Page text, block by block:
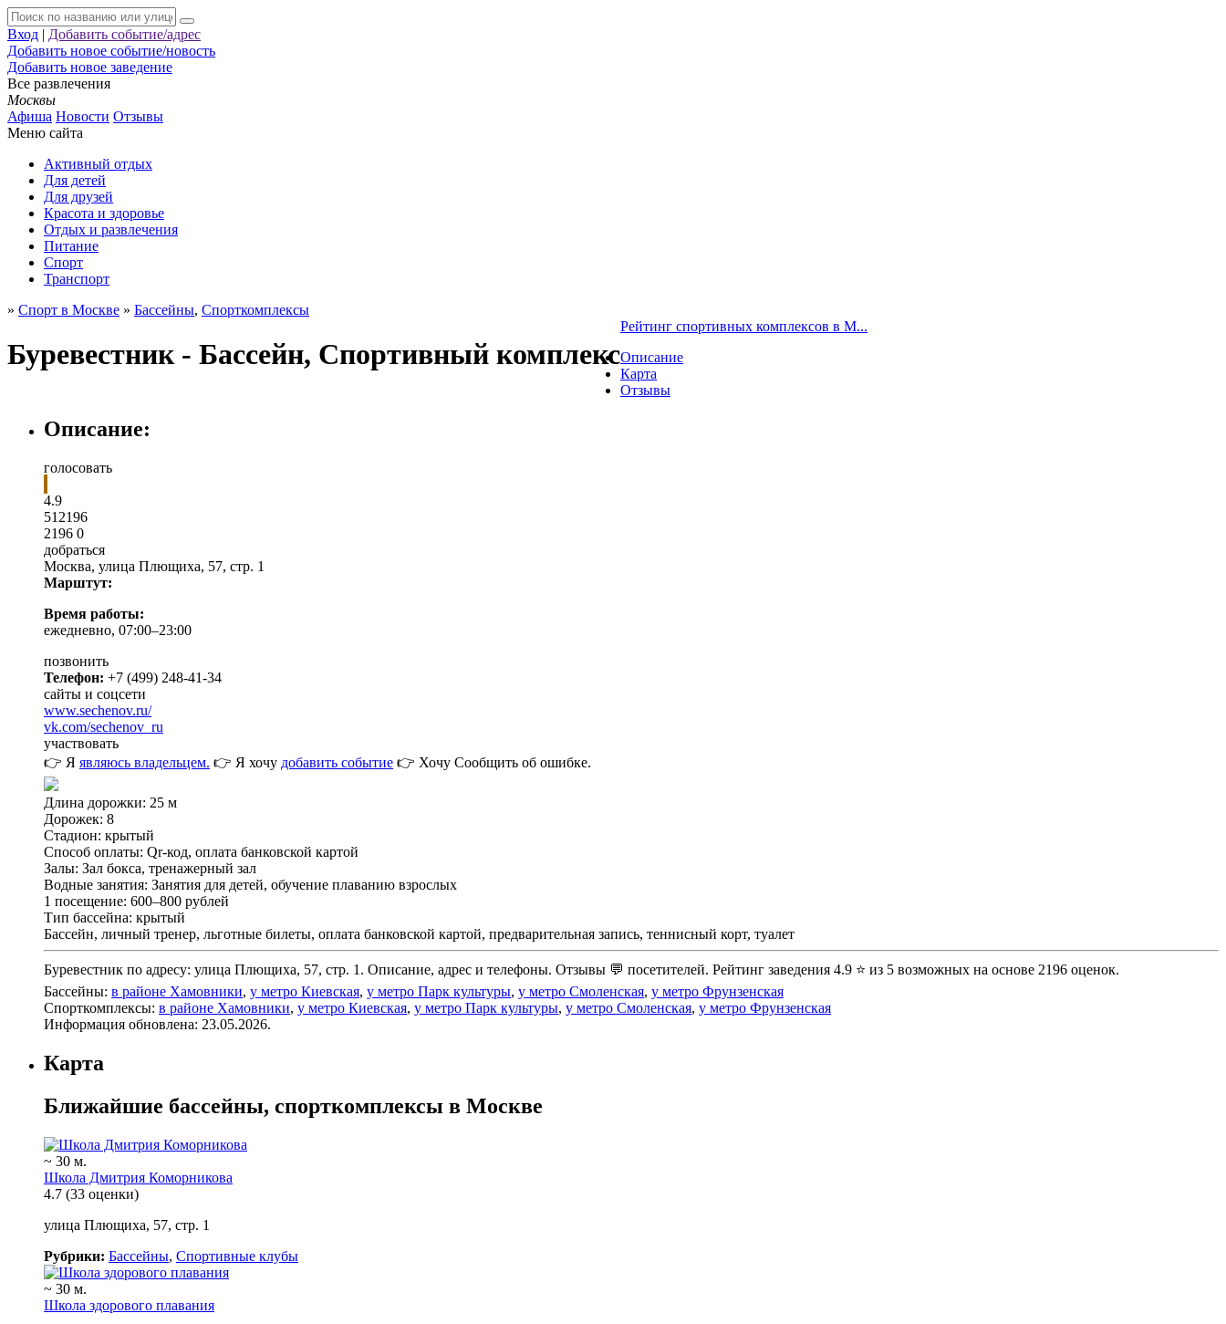
Вход | Добавить событие/адрес
Добавить новое событие/новость
Добавить новое заведение
Все развлечения
Москвы
Афиша Новости Отзывы
Меню сайта
Активный отдых
Для детей
Для друзей
Красота и здоровье
Отдых и развлечения
Питание
Спорт
Транспорт
» Спорт в Москве » Бассейны, Спорткомплексы
Буревестник - Бассейн, Спортивный комплекс
Рейтинг спортивных комплексов в М...
Описание
Карта
Отзывы
Описание:
голосовать
4.9
51 2196
2196 0
добраться
Москва, улица Плющиха, 57, стр. 1
Марштут:
Время работы:
ежедневно, 07:00–23:00
позвонить
Телефон: +7 (499) 248-41-34
сайты и соцсети
www.sechenov.ru/
vk.com/sechenov_ru
участвовать
👉 Я являюсь владельцем. 👉 Я хочу добавить событие 👉 Хочу Сообщить об ошибке.
Длина дорожки: 25 м
Дорожек: 8
Стадион: крытый
Способ оплаты: Qr-код, оплата банковской картой
Залы: Зал бокса, тренажерный зал
Водные занятия: Занятия для детей, обучение плаванию взрослых
1 посещение: 600–800 рублей
Тип бассейна: крытый
Бассейн, личный тренер, льготные билеты, оплата банковской картой, предварительная запись, теннисный корт, туалет
Буревестник по адресу: улица Плющиха, 57, стр. 1. Описание, адрес и телефоны. Отзывы 💬 посетителей. Рейтинг заведения 4.9 ⭐ из 5 возможных на основе 2196 оценок.
Бассейны: в районе Хамовники, у метро Киевская, у метро Парк культуры, у метро Смоленская, у метро Фрунзенская
Спорткомплексы: в районе Хамовники, у метро Киевская, у метро Парк культуры, у метро Смоленская, у метро Фрунзенская
Информация обновлена: 23.05.2026.
Карта
Ближайшие бассейны, спорткомплексы в Москве
~ 30 м.
Школа Дмитрия Коморникова
4.7 (33 оценки)
улица Плющиха, 57, стр. 1
Рубрики: Бассейны, Спортивные клубы
~ 30 м.
Школа здорового плавания